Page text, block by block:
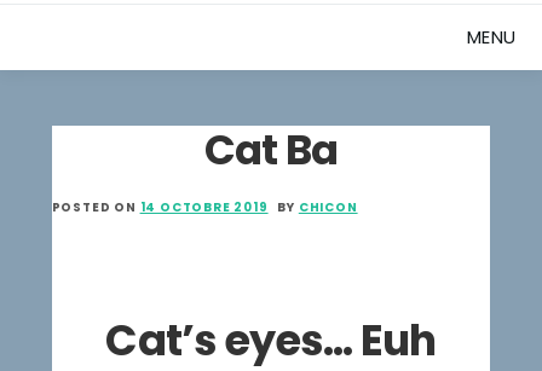
MENU
Cat Ba
POSTED ON 14 OCTOBRE 2019 BY CHICON
Cat’s eyes… Euh